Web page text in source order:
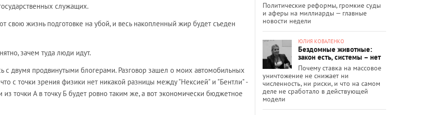
служащих.
свою жизнь подготовке на убой, и весь накопленный жир будет съеден
зачем туда люди идут.
с двумя продвинутыми блогерами. Разговор зашел о моих автомобильных
с точки зрения физики нет никакой разницы между "Нексией" и "Бентли" -
из точки А в точку Б будет ровно таким же, а вот экономически бюджетное
Политические реформы, громкие суды
и аферы на миллиарды — главные
новости недели
ЮЛИЯ КОВАЛЕНКО
Бездомные животные:
закон есть, системы – нет
Почему ставка на массовое
уничтожение не снижает ни
численность, ни риски, и что на самом
деле не сработало в действующей
модели